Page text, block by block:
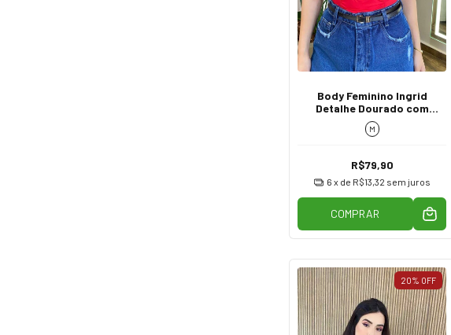
Body Feminino Ingrid
Detalhe Dourado com
Bojo Vermelho
M
R$79,90
6 x de R$13,32 sem juros
COMPRAR
20% OFF